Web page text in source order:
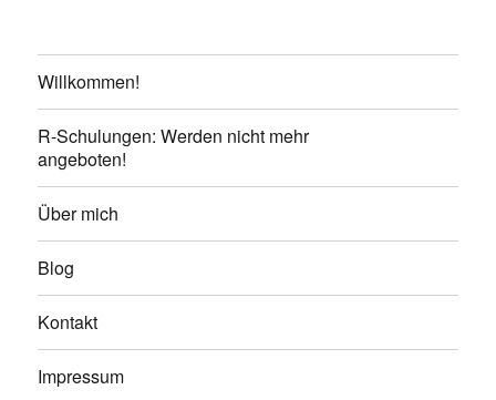
Willkommen!
R-Schulungen: Werden nicht mehr
angeboten!
Über mich
Blog
Kontakt
Impressum